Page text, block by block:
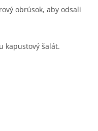
obrúsok, aby odsali
kapustový šalát.